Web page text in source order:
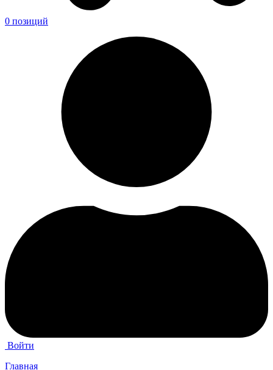
0 позиций
Войти
Главная